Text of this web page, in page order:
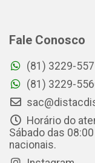
Fale Conosco
(81) 3229-
(81) 3229-
Horário do
Sábado das
nacionais.